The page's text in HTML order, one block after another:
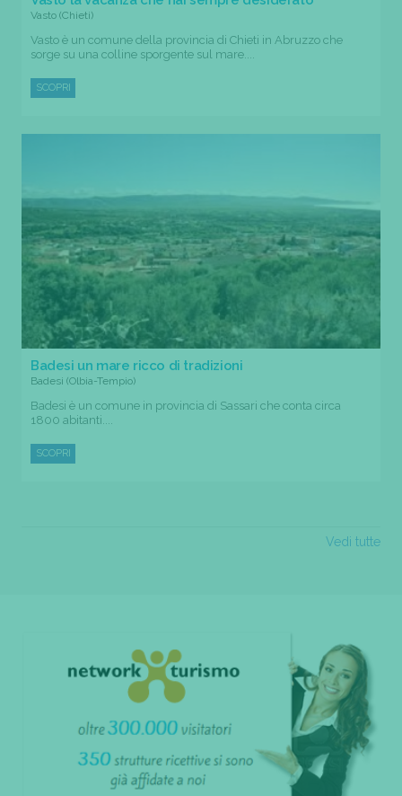
Vasto (Chieti)
Vasto è un comune della provincia di Chieti in Abruzzo che
sorge su una colline sporgente sul mare....
SCOPRI
Badesi un mare ricco di tradizioni
Badesi (Olbia-Tempio)
Badesi è un comune in provincia di Sassari che conta circa
1800 abitanti....
SCOPRI
Vedi tutte